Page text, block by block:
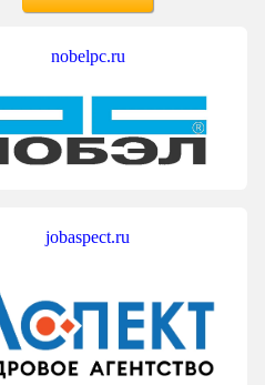
nobelpc.ru
jobaspect.ru